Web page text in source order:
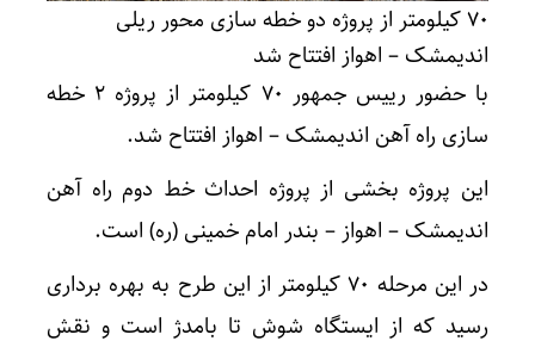
۷۰ کیلومتر از پروژه دو خطه سازی محور ریلی
اندیمشک – اهواز افتتاح شد
با حضور رییس جمهور ۷۰ کیلومتر از پروژه ۲ خطه
سازی راه آهن اندیمشک – اهواز افتتاح شد.
این پروژه بخشی از پروژه احداث خط دوم راه آهن
اندیمشک – اهواز – بندر امام خمینی (ره) است.
در این مرحله ۷۰ کیلومتر از این طرح به بهره برداری
رسید که از ایستگاه شوش تا بامدژ است و نقش